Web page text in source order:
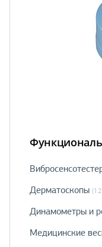
Дерматоскопы
Динамометры и
Медицинские